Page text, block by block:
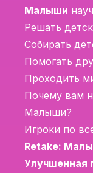
Малыши
Решать
Собирать
Помогать
Проходить
Почему вам
Малыши?
Игроки по
Retake:
Улучшенная